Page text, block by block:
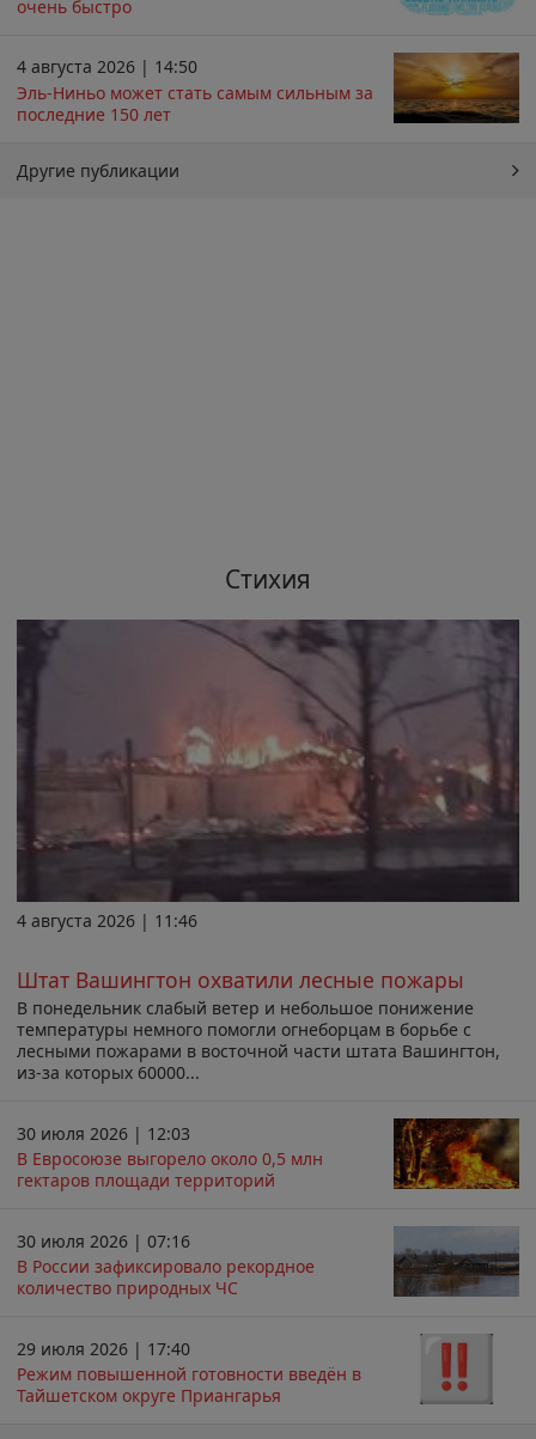
очень быстро
4 августа 2026 | 14:50
Эль-Ниньо может стать самым сильным за
последние 150 лет
Другие публикации
Стихия
4 августа 2026 | 11:46
Штат Вашингтон охватили лесные пожары
В понедельник слабый ветер и небольшое понижение
температуры немного помогли огнеборцам в борьбе с
лесными пожарами в восточной части штата Вашингтон,
из-за которых 60000...
30 июля 2026 | 12:03
В Евросоюзе выгорело около 0,5 млн
гектаров площади территорий
30 июля 2026 | 07:16
В России зафиксировало рекордное
количество природных ЧС
29 июля 2026 | 17:40
Режим повышенной готовности введён в
Тайшетском округе Приангарья